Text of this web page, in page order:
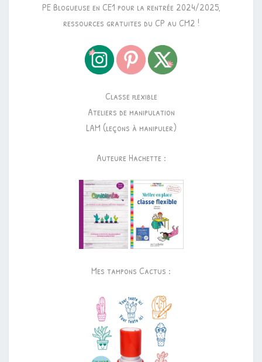
PE Blogueuse en CE1 pour la rentrée 2024/2025,
ressources gratuites du CP au CM2 !
Classe flexible
Ateliers de manipulation
LAM (leçons à manipuler)
Auteure Hachette :
Mes tampons Cactus :